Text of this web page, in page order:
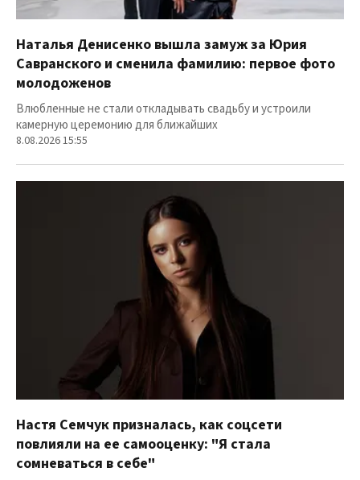
Наталья Денисенко вышла замуж за Юрия
Савранского и сменила фамилию: первое фото
молодоженов
Влюбленные не стали откладывать свадьбу и устроили
камерную церемонию для ближайших
8.08.2026 15:55
Настя Семчук призналась, как соцсети
повлияли на ее самооценку: "Я стала
сомневаться в себе"